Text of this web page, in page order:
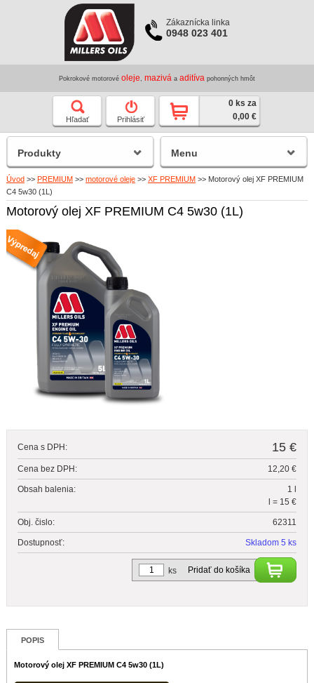
Zákaznícka linka
0948 023 401
Pokrokové motorové oleje mazivá a aditíva pohonných hmôt
Hľadať Prihlásiť
0 ks za
0,00 €
Úvod >> PREMIUM >> motorové oleje >> XF PREMIUM >> Motorový olej XF PREMIUM
C4 5w30 (1L)
Motorový olej XF PREMIUM C4 5w30 (1L)
Cena s DPH: 15 €
Cena bez DPH: 12,20 €
Obsah balenia:
1 l
l = 15 €
Obj. čislo: 62311
Dostupnosť: Skladom 5 ks
Pridať do košíka
ks
POPIS
Motorový olej XF PREMIUM C4 5w30 (1L)
Produkty Menu